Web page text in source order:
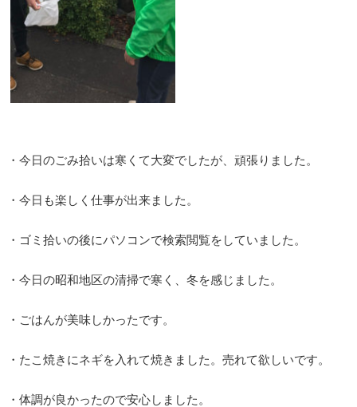
・今日のごみ拾いは寒くて大変でしたが、頑張りました。
・今日も楽しく仕事が出来ました。
・ゴミ拾いの後にパソコンで検索閲覧をしていました。
・今日の昭和地区の清掃で寒く、冬を感じました。
・ごはんが美味しかったです。
・たこ焼きにネギを入れて焼きました。売れて欲しいです。
・体調が良かったので安心しました。